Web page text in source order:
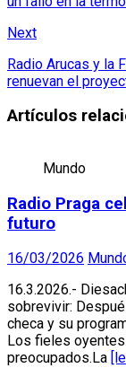
Next
Radio Arucas y la
renuevan el
Artículos
Mundo
Radio Praga
futuro
16/03/2026
16.3.2026.-
sobrevivir:
checa y su
Los fieles
preocupados.La